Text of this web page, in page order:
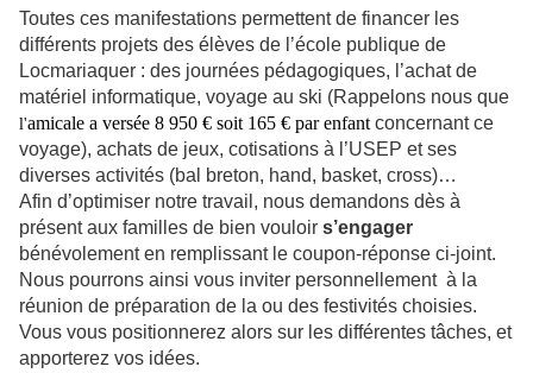
Toutes ces manifestations permettent de financer les
différents projets des élèves de l’école publique de
Locmariaquer : des journées pédagogiques, l’achat de
matériel informatique, voyage au ski (Rappelons nous que
l'amicale a versée 8 950 € soit 165 € par enfant concernant ce
voyage), achats de jeux, cotisations à l’USEP et ses
diverses activités (bal breton, hand, basket, cross)…
Afin d’optimiser notre travail, nous demandons dès à
présent aux familles de bien vouloir s’engager
bénévolement en remplissant le coupon-réponse ci-joint.
Nous pourrons ainsi vous inviter personnellement à la
réunion de préparation de la ou des festivités choisies.
Vous vous positionnerez alors sur les différentes tâches, et
apporterez vos idées.